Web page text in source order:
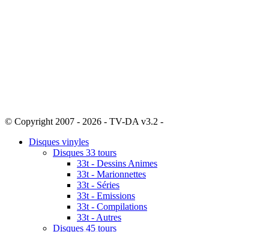
© Copyright 2007 - 2026 - TV-DA v3.2 -
Disques vinyles
Disques 33 tours
33t - Dessins Animes
33t - Marionnettes
33t - Séries
33t - Emissions
33t - Compilations
33t - Autres
Disques 45 tours